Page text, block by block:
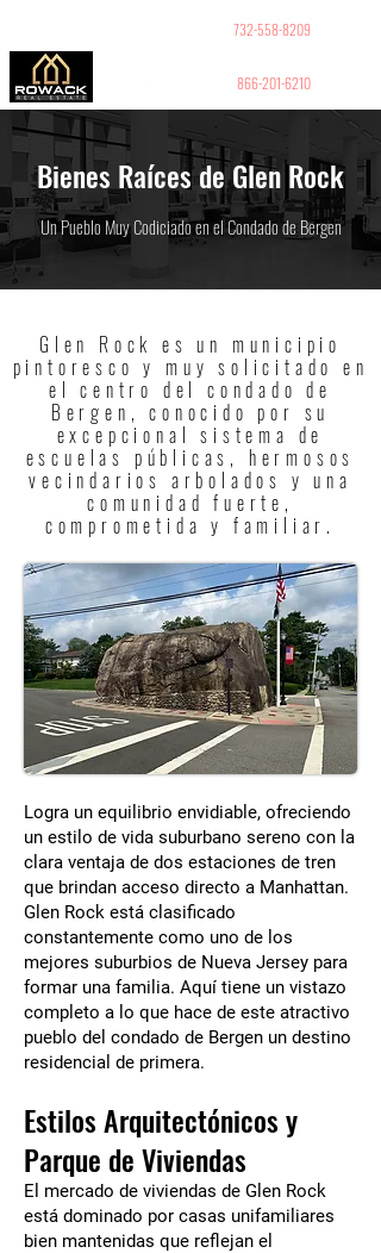
732-558-8209
866-201-6210
Bienes Raíces de Glen Rock
Un Pueblo Muy Codiciado en el Condado de Bergen
Glen Rock es un municipio
pintoresco y muy solicitado en
el centro del condado de
Bergen, conocido por su
excepcional sistema de
escuelas públicas, hermosos
vecindarios arbolados y una
comunidad fuerte,
comprometida y familiar.
Logra un equilibrio envidiable, ofreciendo
un estilo de vida suburbano sereno con la
clara ventaja de dos estaciones de tren
que brindan acceso directo a Manhattan.
Glen Rock está clasificado
constantemente como uno de los
mejores suburbios de Nueva Jersey para
formar una familia. Aquí tiene un vistazo
completo a lo que hace de este atractivo
pueblo del condado de Bergen un destino
residencial de primera.
Estilos Arquitectónicos y
Parque de Viviendas
El mercado de viviendas de Glen Rock
está dominado por casas unifamiliares
bien mantenidas que reflejan el